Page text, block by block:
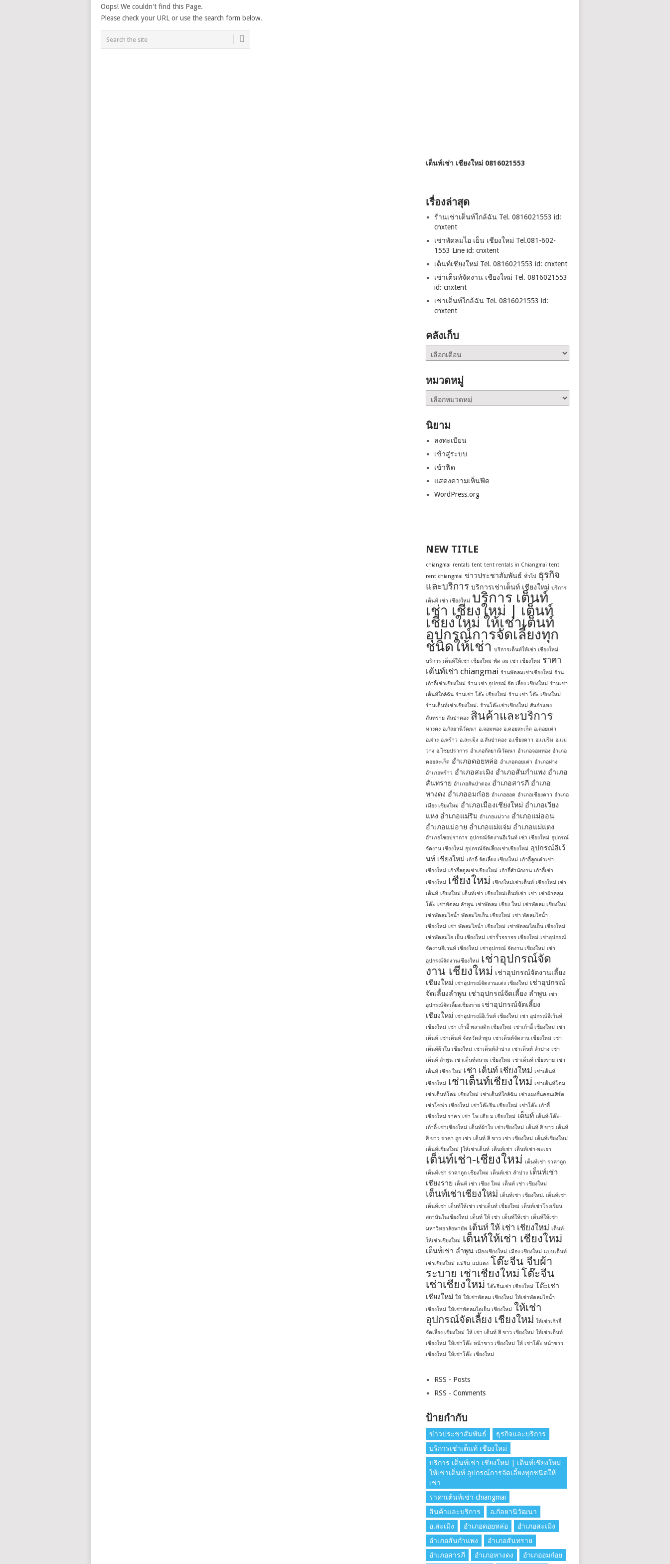
Oops! We couldn't find this Page.
Please check your URL or use the search form below.
เต็นท์เช่า เชียงใหม่ 0816021553
เรื่องล่าสุด
ร้านเช่าเต็นท์ใกล้ฉัน Tel. 0816021553 id:
cnxtent
เช่าพัดลมไอ เย็น เชียงใหม่ Tel.081-602-
1553 Line id: cnxtent
เต็นท์เชียงใหม่ Tel. 0816021553 id: cnxtent
เช่าเต็นท์จัดงาน เชียงใหม่ Tel. 0816021553
id: cnxtent
เช่าเต็นท์ใกล้ฉัน Tel. 0816021553 id:
cnxtent
คลังเก็บ
คลัง
เก็บ
หมวดหมู่
หมวด
หมู่
นิยาม
ลงทะเบียน
เข้าสู่ระบบ
เข้าฟีด
แสดงความเห็นฟีด
WordPress.org
NEW TITLE
chiangmai rentals tent tent rentals in Chiangmai tent
rent chiangmai ข่าวประชาสัมพันธ์ ทั่วไป ธุรกิจ
และบริการ บริการเช่าเต็นท์ เชียงใหม่ บริการ
เต็นท์ เช่า เชียงใหม่ บริการ เต็นท์
เช่า เชียงใหม่ | เต็นท์
เชียงใหม่ ให้เช่าเต็นท์
อุปกรณ์การจัดเลี้ยงทุก
ชนิดให้เช่า บริการเต็นท์ให้เช่า เชียงใหม่
บริการ เต็นท์ให้เช่า เชียงใหม่ พัด ลม เช่า เชียงใหม่ ราคา
เต้นท์เช่า chiangmai ร้านพัดลมเช่าเชียงใหม่ ร้าน
เก้าอี้เช่าเชียงใหม่ ร้าน เช่า อุปกรณ์ จัด เลี้ยง เชียงใหม่ ร้านเช่า
เต็นท์ใกล้ฉัน ร้านเช่า โต๊ะ เชียงใหม่ ร้าน เช่า โต๊ะ เชียงใหม่
ร้านเต็นท์เช่าเชียงใหม่. ร้านโต๊ะเช่าเชียงใหม่ สันกำแพง
สันทราย สันป่าตอง สินค้าและบริการ
หางดง อ.กัลยานิวัฒนา อ.จอมทอง อ.ดอยสะเก็ด อ.ดอยเต่า
อ.ฝาง อ.พร้าว อ.สะเมิง อ.สันป่าตอง อ.เชียงดาว อ.แม่ริม อ.แม่
วาง อ.ไชยปราการ อำเภอกัลยาณิวัฒนา อำเภอจอมทอง อำเภอ
ดอยสะเก็ด อำเภอดอยหล่อ อำเภอดอยเต่า อำเภอฝาง
อำเภอพร้าว อำเภอสะเมิง อำเภอสันกำแพง อำเภอ
สันทราย อำเภอสันป่าตอง อำเภอสารภี อำเภอ
หางดง อำเภออมก๋อย อำเภอฮอด อำเภอเชียงดาว อำเภอ
เมือง เชียงใหม่ อำเภอเมืองเชียงใหม่ อำเภอเวียง
แหง อำเภอแม่ริม อำเภอแม่วาง อำเภอแม่ออน
อำเภอแม่อาย อำเภอแม่แจ่ม อำเภอแม่แตง
อำเภอไชยปราการ อุปกรณ์จัดงานอีเว้นท์ เช่า เชียงใหม่ อุปกรณ์
จัดงาน เชียงใหม่ อุปกรณ์จัดเลี้ยงเช่าเชียงใหม่ อุปกรณ์อีเว้
นท์ เชียงใหม่ เก้าอี้ จัดเลี้ยง เชียงใหม่ เก้าอี้ลูกเต๋าเช่า
เชียงใหม่ เก้าอี้สตูลเช่าเชียงใหม่ เก้าอี้สํานักงาน เก้าอี้เช่า
เชียงใหม่ เชียงใหม่ เชียงใหม่เช่าเต็นท์ เชียงใหม่ เช่า
เต็นท์ เชียงใหม่ เต็นท์เช่า เชียงใหม่เต็นท์เช่า เช่า เช่าผ้าคลุม
โต๊ะ เช่าพัดลม ลำพูน เช่าพัดลม เชียง ใหม่ เช่าพัดลม เชียงใหม่
เช่าพัดลมไอน้ำ พัดลมไอเย็น เชียงใหม่ เช่า พัดลมไอน้ำ
เชียงใหม่ เช่า พัดลมไอน้ํา เชียงใหม่ เช่าพัดลมไอเย็น เชียงใหม่
เช่าพัดลมไอ เย็น เชียงใหม่ เช่ารั้วจราจร เชียงใหม่ เช่าอุปกรณ์
จัดงานอีเวนท์ เชียงใหม่ เช่าอุปกรณ์ จัดงาน เชียงใหม่ เช่า
อุปกรณ์จัดงานเชียงใหม่ เช่าอุปกรณ์จัด
งาน เชียงใหม่ เช่าอุปกรณ์จัดงานเลี้ยง
เชียงใหม่ เช่าอุปกรณ์จัดงานแต่ง เชียงใหม่ เช่าอุปกรณ์
จัดเลี้ยงลําพูน เช่าอุปกรณ์จัดเลี้ยง ลําพูน เช่า
อุปกรณ์จัดเลี้ยงเชียงราย เช่าอุปกรณ์จัดเลี้ยง
เชียงใหม่ เช่าอุปกรณ์อีเว้นท์ เชียงใหม่ เช่า อุปกรณ์อีเว้นท์
เชียงใหม่ เช่า เก้าอี้ พลาสติก เชียงใหม่ เช่าเก้าอี้ เชียงใหม่ เช่า
เต็นท์ เช่าเต็นท์ จังหวัดลำพูน เช่าเต็นท์จัดงาน เชียงใหม่ เช่า
เต็นท์ผ้าใบ เชียงใหม่ เช่าเต็นท์ลำปาง เช่าเต็นท์ ลําปาง เช่า
เต็นท์ ลําพูน เช่าเต็นท์สนาม เชียงใหม่ เช่าเต็นท์ เชียงราย เช่า
เต็นท์ เชียง ใหม่ เช่า เต็นท์ เชียงใหม่ เช่าเต็นท์
เชียงใหม่ เช่าเต็นท์เชียงใหม่ เช่าเต็นท์โดม
เช่าเต็นท์โดม เชียงใหม่ เช่าเต็นท์ใกล้ฉัน เช่าแผงกั้นคอนเสิร์ต
เช่าโซฟา เชียงใหม่ เช่าโต๊ะจีน เชียงใหม่ เช่าโต๊ะ เก้าอี้
เชียงใหม่ ราคา เช่า โพ เดีย ม เชียงใหม่ เต็นท์ เต็นท์-โต๊ะ-
เก้าอี้-เช่าเชียงใหม่ เต็นท์ผ้าใบ เช่าเชียงใหม่ เต็นท์ สี ขาว เต็นท์
สี ขาว ราคา ถูก เช่า เต็นท์ สี ขาว เช่า เชียงใหม่ เต็นท์เชียงใหม่
เต็นท์เชียงใหม่ |ให้เช่าเต็นท์ เต็นท์เช่า เต็นท์เช่า-พะเยา
เต็นท์เช่า-เชียงใหม่ เต็นท์เช่า ราคาถูก
เต็นท์เช่า ราคาถูก เชียงใหม่ เต็นท์เช่า ลำปาง เต็นท์เช่า
เชียงราย เต็นท์ เช่า เชียง ใหม่ เต็นท์ เช่า เชียงใหม่
เต็นท์เช่าเชียงใหม่ เต็นท์เช่า เชียงใหม่. เต็นท์เช่า
เต็นท์เช่า เต็นท์ให้เช่า เช่าเต็นท์ เชียงใหม่ เต็นท์เช่าโรงเรียน
สถาบันในเชียงใหม่ เต็นท์ ให้ เช่า เต็นท์ให้เช่า เต็นท์ให้เช่า
มหาวิทยาลัยพายัพ เต็นท์ ให้ เช่า เชียงใหม่ เต็นท์
ให้เช่าเชียงใหม่ เต็นท์ให้เช่า เชียงใหม่
เต็นท์่เช่า ลำพูน เมืองเชียงใหม่ เมือง เชียงใหม่ แบบเต็นท์
เช่าเชียงใหม่ แม่ริม แม่แตง โต๊ะจีน จีบผ้า
ระบาย เช่าเชียงใหม่ โต๊ะจีน
เช่าเชียงใหม่ โต๊ะจีนเช่า เชียงใหม่ โต๊ะเช่า
เชียงใหม่ ให้ ให้เช่าพัดลม เชียงใหม่ ให้เช่าพัดลมไอน้ำ
เชียงใหม่ ให้เช่าพัดลมไอเย็น เชียงใหม่ ให้เช่า
อุปกรณ์จัดเลี้ยง เชียงใหม่ ให้เช่าเก้าอี้
จัดเลี้ยง เชียงใหม่ ให้ เช่า เต็นท์ สี ขาว เชียงใหม่ ให้เช่าเต็นท์
เชียงใหม่ ให้เช่าโต๊ะ หน้าขาว เชียงใหม่ ให้ เช่าโต๊ะ หน้าขาว
เชียงใหม่ ให้เช่าโต๊ะ เชียงใหม่
RSS - Posts
RSS - Comments
ป้ายกำกับ
ข่าวประชาสัมพันธ์
ธุรกิจและบริการ
บริการเช่าเต็นท์ เชียงใหม่
บริการ เต็นท์เช่า เชียงใหม่ | เต็นท์เชียงใหม่
ให้เช่าเต็นท์ อุปกรณ์การจัดเลี้ยงทุกชนิดให้
เช่า
ราคาเต้นท์เช่า chiangmai
สินค้าและบริการ
อ.กัลยานิวัฒนา
อ.สะเมิง
อำเภอดอยหล่อ
อำเภอสะเมิง
อำเภอสันกำแพง
อำเภอสันทราย
อำเภอสารภี
อำเภอหางดง อำเภออมก๋อย